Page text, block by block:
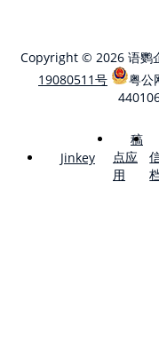
Copyright © 2026 语鹦
19080511号
粤公
Jinkey
稿
点应
用